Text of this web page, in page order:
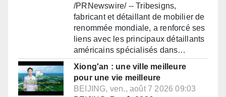
/PRNewswire/ -- Tribesigns,
fabricant et détaillant de mobilier de
renommée mondiale, a renforcé ses
liens avec les principaux détaillants
américains spécialisés dans…
Xiong'an : une ville meilleure
pour une vie meilleure
BEIJING, ven., août 7 2026 09:03